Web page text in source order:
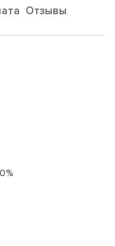
Отзывы